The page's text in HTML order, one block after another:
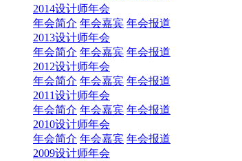
2014设计师年会
年会简介 年会嘉宾 年会报道
2013设计师年会
年会简介 年会嘉宾 年会报道
2012设计师年会
年会简介 年会嘉宾 年会报道
2011设计师年会
年会简介 年会嘉宾 年会报道
2010设计师年会
年会简介 年会嘉宾 年会报道
2009设计师年会